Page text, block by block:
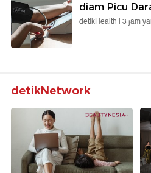
diam Picu
detikHealth | 3 jam
detikNetwork